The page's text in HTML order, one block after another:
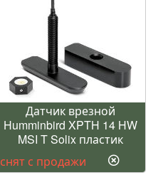
Датчик врезной
Humminbird XPTH 14 HW
MSI T Solix пластик
снят с продажи